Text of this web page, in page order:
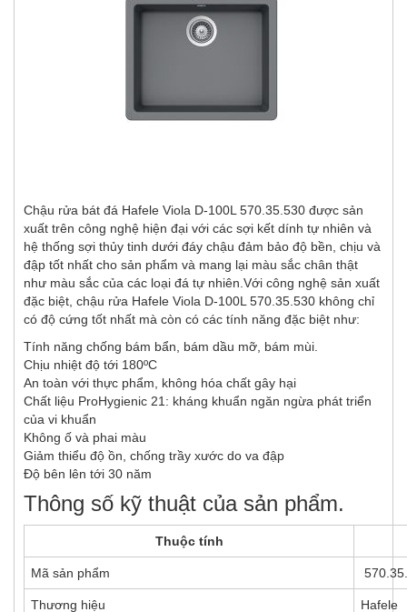
Chậu rửa bát đá Hafele Viola D-100L 570.35.530 được sản
xuất trên công nghệ hiện đại với các sợi kết dính tự nhiên và
hệ thống sợi thủy tinh dưới đáy chậu đảm bảo độ bền, chịu và
đập tốt nhất cho sản phẩm và mang lại màu sắc chân thật
như màu sắc của các loại đá tự nhiên.Với công nghệ sản xuất
đặc biệt, chậu rửa Hafele Viola D-100L 570.35.530 không chỉ
có độ cứng tốt nhất mà còn có các tính năng đặc biệt như:
Tính năng chống bám bẩn, bám dầu mỡ, bám mùi.
Chịu nhiệt độ tới 180ºC
An toàn với thực phẩm, không hóa chất gây hại
Chất liệu ProHygienic 21: kháng khuẩn ngăn ngừa phát triển
của vi khuẩn
Không ố và phai màu
Giảm thiểu độ ồn, chống trầy xước do va đập
Độ bên lên tới 30 năm
Thông số kỹ thuật của sản phẩm.
Thuộc tính
Mã sản phẩm
Thương hiệu Hafele